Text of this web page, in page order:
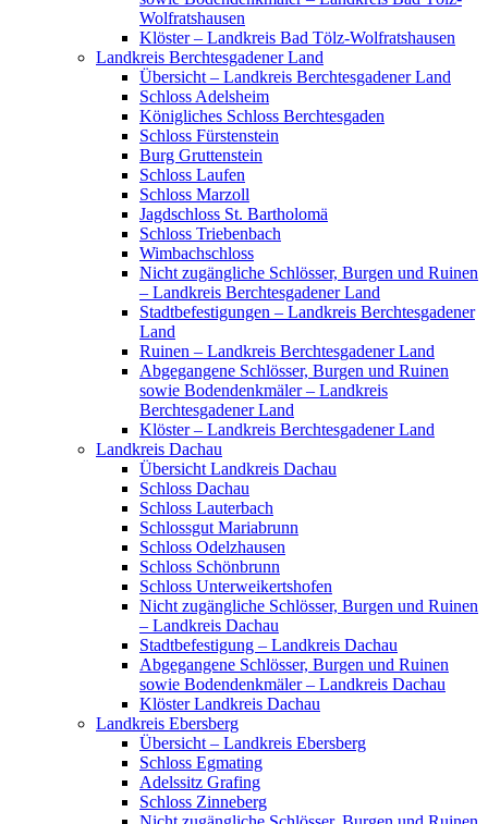
Wolfratshausen
Klöster – Landkreis Bad Tölz-Wolfratshausen
Landkreis Berchtesgadener Land
Übersicht – Landkreis Berchtesgadener Land
Schloss Adelsheim
Königliches Schloss Berchtesgaden
Schloss Fürstenstein
Burg Gruttenstein
Schloss Laufen
Schloss Marzoll
Jagdschloss St. Bartholomä
Schloss Triebenbach
Wimbachschloss
Nicht zugängliche Schlösser, Burgen und Ruinen
– Landkreis Berchtesgadener Land
Stadtbefestigungen – Landkreis Berchtesgadener
Land
Ruinen – Landkreis Berchtesgadener Land
Abgegangene Schlösser, Burgen und Ruinen
sowie Bodendenkmäler – Landkreis
Berchtesgadener Land
Klöster – Landkreis Berchtesgadener Land
Landkreis Dachau
Übersicht Landkreis Dachau
Schloss Dachau
Schloss Lauterbach
Schlossgut Mariabrunn
Schloss Odelzhausen
Schloss Schönbrunn
Schloss Unterweikertshofen
Nicht zugängliche Schlösser, Burgen und Ruinen
– Landkreis Dachau
Stadtbefestigung – Landkreis Dachau
Abgegangene Schlösser, Burgen und Ruinen
sowie Bodendenkmäler – Landkreis Dachau
Klöster Landkreis Dachau
Landkreis Ebersberg
Übersicht – Landkreis Ebersberg
Schloss Egmating
Adelssitz Grafing
Schloss Zinneberg